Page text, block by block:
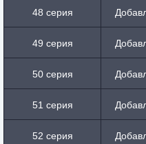
48 серия
49 серия
50 серия
51 серия
52 серия